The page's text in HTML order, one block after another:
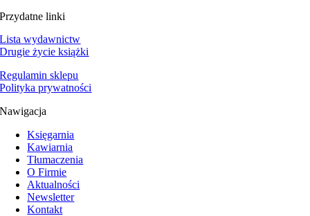
Przydatne linki
Lista wydawnictw
Drugie życie książki
Regulamin sklepu
Polityka prywatności
Nawigacja
Księgarnia
Kawiarnia
Tłumaczenia
O Firmie
Aktualności
Newsletter
Kontakt